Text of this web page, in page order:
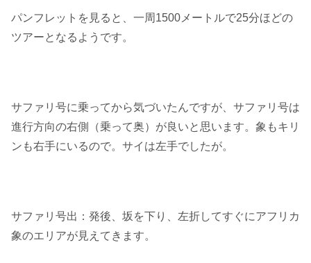
パンフレットを見ると、一周1500メートルで25分ほどの
ツアーとなるようです。
サファリ号に乗ってから気づいたんですが、サファリ号は
進行方向の右側（乗って奥）が良いと思います。象もキリ
ンも右手にいるので。サイは左手でしたが。
サファリ号出：発後、坂を下り、左折してすぐにアフリカ
象のエリアが見えてきます。